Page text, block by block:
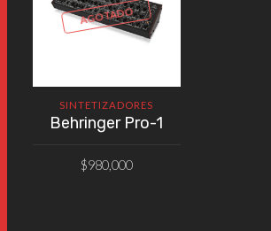
AGOTADO
SINTETIZADORES
Behringer Pro-1
$980,000